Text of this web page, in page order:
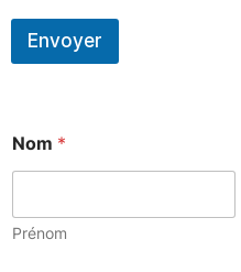
Envoyer
u
*
m
Nom *
Prénom